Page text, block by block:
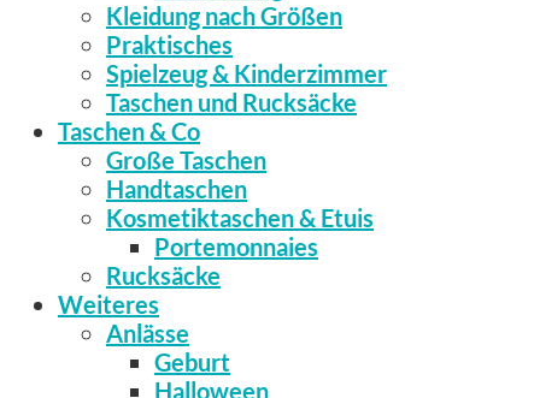
Kleidung nach Größen
Praktisches
Spielzeug & Kinderzimmer
Taschen und Rucksäcke
Taschen & Co
Große Taschen
Handtaschen
Kosmetiktaschen & Etuis
Portemonnaies
Rucksäcke
Weiteres
Anlässe
Geburt
Halloween